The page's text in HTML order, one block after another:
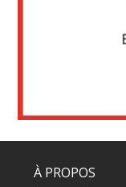
À PROPOS